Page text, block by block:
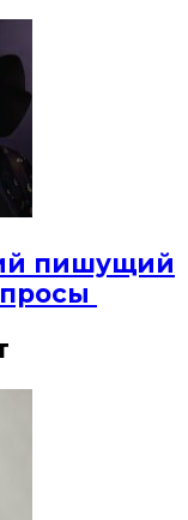
пишущий